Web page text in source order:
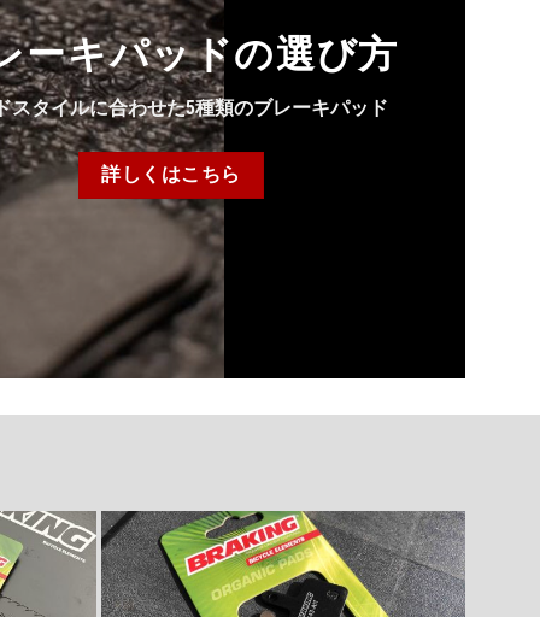
ーキパッドの選び方
スタイルに合わせた5種類のブレーキパッド
詳しくはこちら